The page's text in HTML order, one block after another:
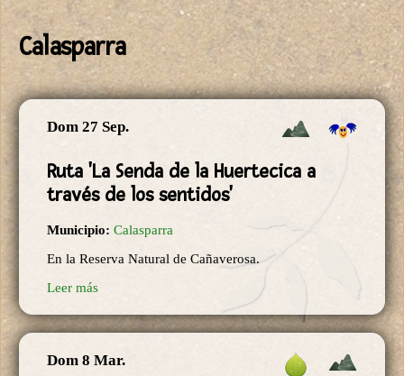
Calasparra
Dom 27 Sep.
Ruta 'La Senda de la Huertecica a
través de los sentidos'
Municipio: Calasparra
En la Reserva Natural de Cañaverosa.
Leer más
Dom 8 Mar.